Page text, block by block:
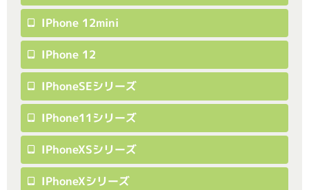
IPhone 12mini
IPhone 12
IPhoneSEシリーズ
IPhone11シリーズ
IPhoneXSシリーズ
IPhoneXシリーズ